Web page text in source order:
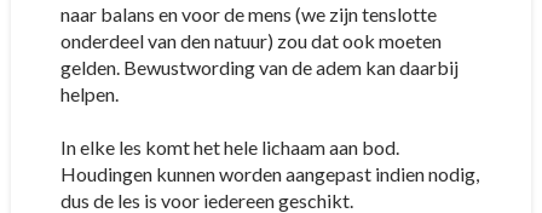
naar balans en voor de mens (we zijn tenslotte
onderdeel van den natuur) zou dat ook moeten
gelden. Bewustwording van de adem kan daarbij
helpen.
In elke les komt het hele lichaam aan bod.
Houdingen kunnen worden aangepast indien nodig,
dus de les is voor iedereen geschikt.